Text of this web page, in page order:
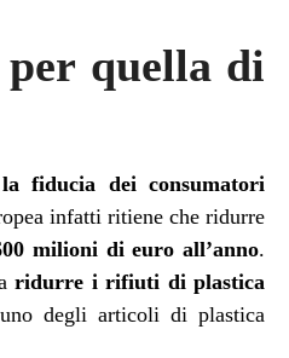
quella di
fiducia dei consumatori
infatti ritiene che ridurre
milioni di euro all’anno.
ridurre i rifiuti di plastica
degli articoli di plastica